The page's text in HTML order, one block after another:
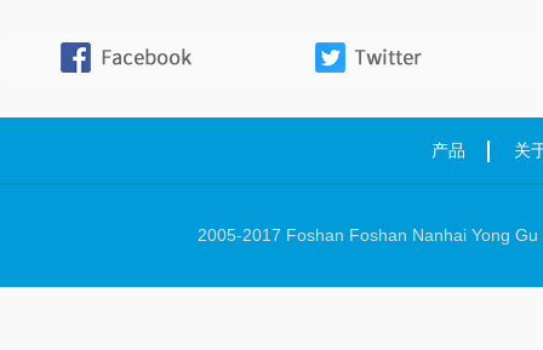
产品 关
2005-2017 Foshan Foshan Nanhai Yong